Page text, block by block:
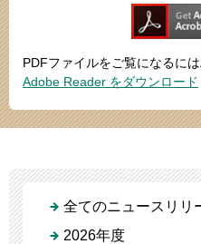
PDFファイルをご覧になるに
Adobe Reader をダウンロード
全てのニュースリリ
2026年度